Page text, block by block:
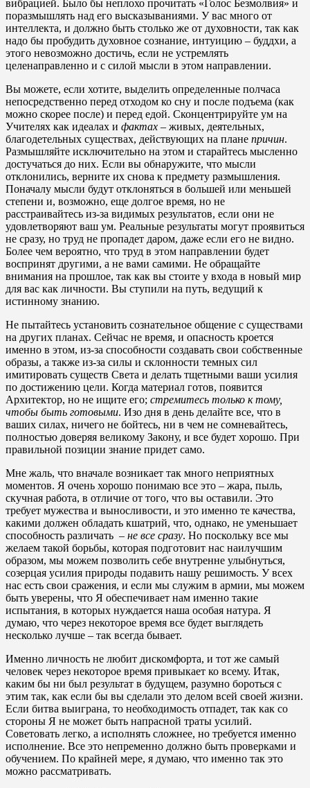
вибрацией. Было бы неплохо прочитать «Голос Безмолвия» и
поразмышлять над его высказываниями. У вас много от
интеллекта, и должно быть столько же от духовности, так как
надо бы пробудить духовное сознание, интуицию – буддхи, а
этого невозможно достичь, если не устремлять
целенаправленно и с силой мысли в этом направлении.
Вы можете, если хотите, выделить определенные полчаса
непосредственно перед отходом ко сну и после подъема (как
можно скорее после) и перед едой. Сконцентрируйте ум на
Учителях как идеалах и фактах – живых, деятельных,
благодетельных существах, действующих на плане причин.
Размышляйте исключительно на этом и старайтесь мысленно
достучаться до них. Если вы обнаружите, что мысли
отклонились, верните их снова к предмету размышления.
Поначалу мысли будут отклоняться в большей или меньшей
степени и, возможно, еще долгое время, но не
расстраивайтесь из-за видимых результатов, если они не
удовлетворяют ваш ум. Реальные результаты могут проявиться
не сразу, но труд не пропадет даром, даже если его не видно.
Более чем вероятно, что труд в этом направлении будет
воспринят другими, а не вами самими. Не обращайте
внимания на прошлое, так как вы стоите у входа в новый мир
для вас как личности. Вы ступили на путь, ведущий к
истинному знанию.
Не пытайтесь установить сознательное общение с существами
на других планах. Сейчас не время, и опасность кроется
именно в этом, из-за способности создавать свои собственные
образы, а также из-за силы и склонности темных сил
имитировать существ Света и делать тщетными ваши усилия
по достижению цели. Когда материал готов, появится
Архитектор, но не ищите его; стремитесь только к тому,
чтобы быть готовыми. Изо дня в день делайте все, что в
ваших силах, ничего не бойтесь, ни в чем не сомневайтесь,
полностью доверяя великому Закону, и все будет хорошо. При
правильной позиции знание придет само.
Мне жаль, что вначале возникает так много неприятных
моментов. Я очень хорошо понимаю все это – жара, пыль,
скучная работа, в отличие от того, что вы оставили. Это
требует мужества и выносливости, и это именно те качества,
какими должен обладать кшатрий, что, однако, не уменьшает
способность различать – не все сразу. Но поскольку все мы
желаем такой борьбы, которая подготовит нас наилучшим
образом, мы можем позволить себе внутренне улыбнуться,
созерцая усилия природы подавить нашу решимость. У всех
нас есть свои сражения, и если мы служим в армии, мы можем
быть уверены, что Я обеспечивает нам именно такие
испытания, в которых нуждается наша особая натура. Я
думаю, что через некоторое время все будет выглядеть
несколько лучше – так всегда бывает.
Именно личность не любит дискомфорта, и тот же самый
человек через некоторое время привыкает ко всему. Итак,
каким бы ни был результат в будущем, разумно бороться с
этим так, как если бы вы сделали это делом всей своей жизни.
Если битва выиграна, то необходимость отпадет, так как со
стороны Я не может быть напрасной траты усилий.
Советовать легко, а исполнять сложнее, но требуется именно
исполнение. Все это непременно должно быть проверками и
обучением. По крайней мере, я думаю, что именно так это
можно рассматривать.